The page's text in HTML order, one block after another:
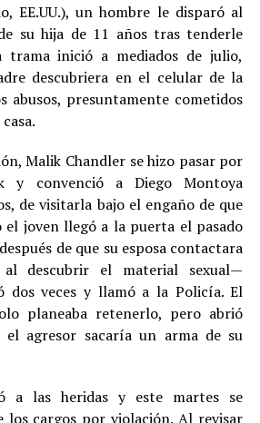
EE.UU.), un hombre le disparó al
su hija de 11 años tras tenderle
trama inició a mediados de julio,
descubriera en el celular de la
abusos, presuntamente cometidos
Malik Chandler se hizo pasar por
y convenció a Diego Montoya
de visitarla bajo el engaño de que
el joven llegó a la puerta el pasado
de que su esposa contactara
descubrir el material sexual—
dos veces y llamó a la Policía. El
planeaba retenerlo, pero abrió
agresor sacaría un arma de su
a las heridas y este martes se
los cargos por violación. Al revisar